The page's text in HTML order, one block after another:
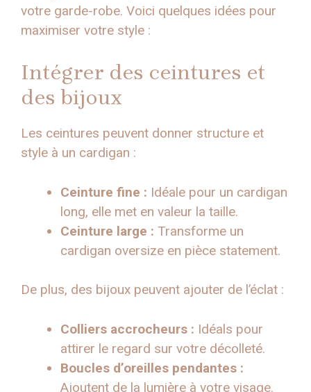
votre garde-robe. Voici quelques idées pour
maximiser votre style :
Intégrer des ceintures et
des bijoux
Les ceintures peuvent donner structure et
style à un cardigan :
Ceinture fine : Idéale pour un cardigan
long, elle met en valeur la taille.
Ceinture large : Transforme un
cardigan oversize en pièce statement.
De plus, des bijoux peuvent ajouter de l’éclat :
Colliers accrocheurs : Idéals pour
attirer le regard sur votre décolleté.
Boucles d’oreilles pendantes :
Ajoutent de la lumière à votre visage.